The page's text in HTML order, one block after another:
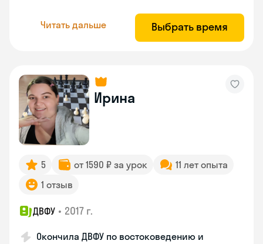
Читать дальше Выбрать время
Ирина
5 от 1590 ₽ за урок
11 лет опыта
1 отзыв
ДВФУ • 2017 г.
Окончила ДВФУ по востоковедению и